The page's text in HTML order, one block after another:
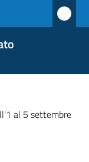
al 5 settembre